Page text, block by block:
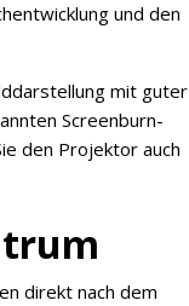
und den
mit guter
Screenburn-
den Projektor auch
direkt nach dem